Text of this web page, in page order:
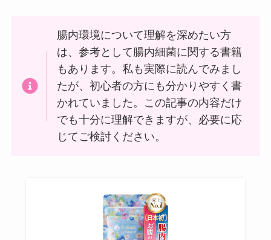
腸内環境について理解を深めたい方
は、参考として腸内細菌に関する書籍
もあります。私も実際に読んでみまし
たが、初心者の方にも分かりやすく書
かれていました。この記事の内容だけ
でも十分に理解できますが、必要に応
じてご検討ください。